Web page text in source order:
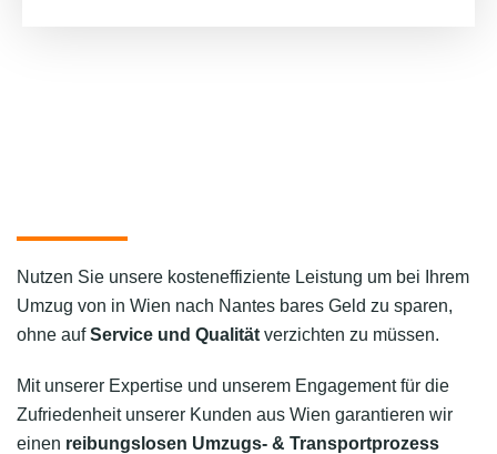
Nutzen Sie unsere kosteneffiziente Leistung um bei Ihrem
Umzug von in Wien nach Nantes bares Geld zu sparen,
ohne aufService und Qualität verzichten zu müssen.
Mit unserer Expertise und unserem Engagement für die
Zufriedenheit unserer Kunden aus Wien garantieren wir
einen reibungslosen Umzugs- & Transportprozess